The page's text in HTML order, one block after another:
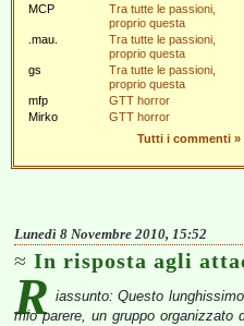
MCP
Tra tutte le passioni,
proprio questa
.mau.
Tra tutte le passioni,
proprio questa
gs
Tra tutte le passioni,
proprio questa
mfp
GTT horror
Mirko
GTT horror
Tutti i commenti »
Lunedì 8 Novembre 2010, 15:52
In risposta agli
R iassunto: Questo
mio parere, un gruppo